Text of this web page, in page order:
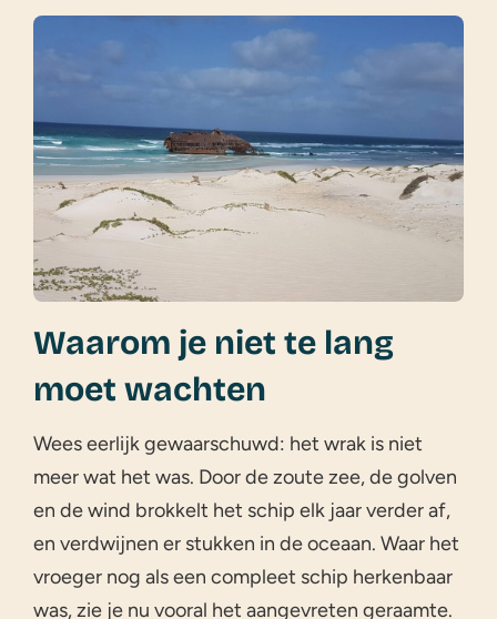
Waarom je niet te lang
moet wachten
Wees eerlijk gewaarschuwd: het wrak is niet
meer wat het was. Door de zoute zee, de golven
en de wind brokkelt het schip elk jaar verder af,
en verdwijnen er stukken in de oceaan. Waar het
vroeger nog als een compleet schip herkenbaar
was, zie je nu vooral het aangevreten geraamte.